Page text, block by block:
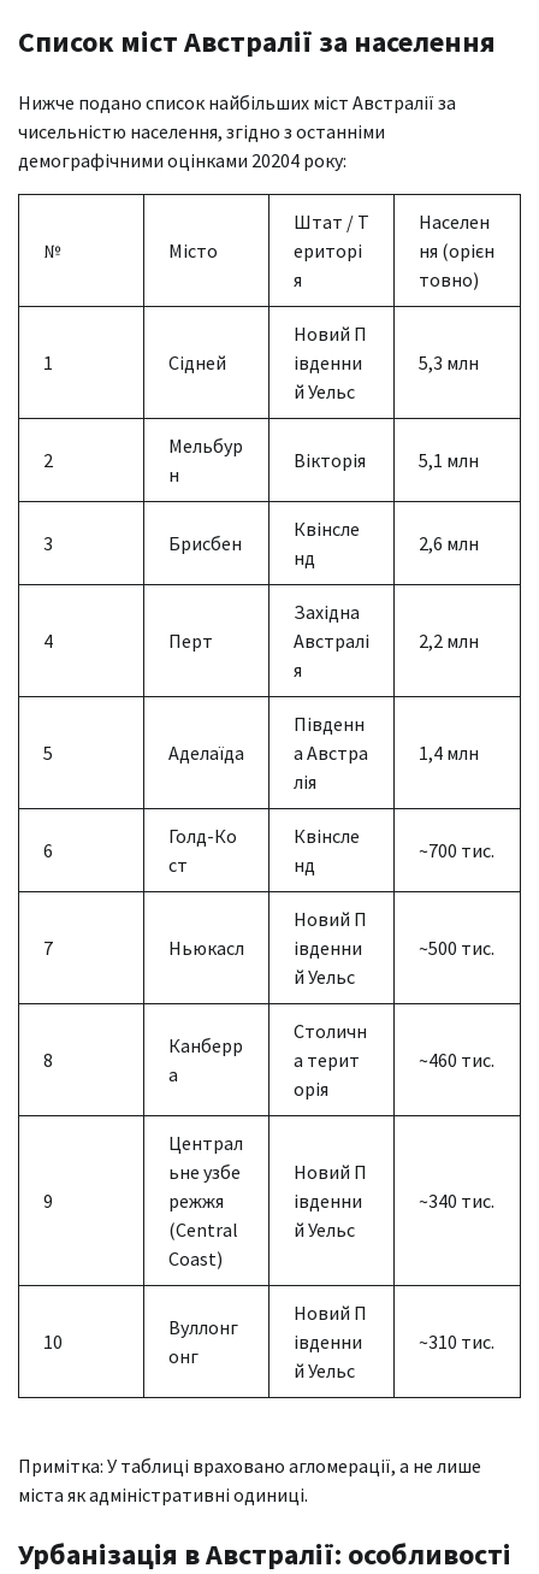
Список міст Австралії за населення
Нижче подано список найбільших міст Австралії за
чисельністю населення, згідно з останніми
демографічними оцінками 20204 року:
№ Місто
Штат / Т
ериторі
я
Населен
ня (орієн
товно)
1 Сідней
Новий П
івденни
й Уельс
5,3 млн
2
Мельбур
н
Вікторія 5,1 млн
3 Брисбен
Квінсле
нд
2,6 млн
4 Перт
Західна
Австралі
я
2,2 млн
5 Аделаїда
Південн
а Австра
лія
1,4 млн
6
Голд-Ко
ст
Квінсле
нд
~700 тис.
7 Ньюкасл
Новий П
івденни
й Уельс
~500 тис.
8
Канберр
а
Столичн
а терит
орія
~460 тис.
9
Централ
ьне узбе
режжя
(Central
Coast)
Новий П
івденни
й Уельс
~340 тис.
10
Вуллонг
онг
Новий П
івденни
й Уельс
~310 тис.
Примітка: У таблиці враховано агломерації, а не лише
міста як адміністративні одиниці.
Урбанізація в Австралії: особливості